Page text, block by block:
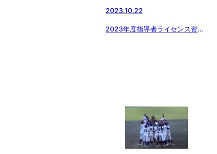
2023.10.22
2023年度指導者ライセンス資格